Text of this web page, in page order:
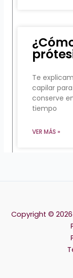
Te
capilar
conserve
tiempo
VER MÁS »
Copyright ©